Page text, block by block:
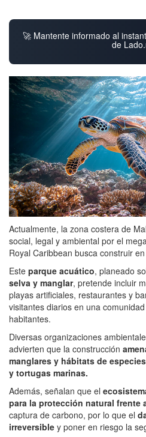
🚀 Mantente informado al
de
Actualmente, la zona costera de
social, legal y ambiental por el
Royal Caribbean busca construir
Este parque acuático, planeado
selva y manglar, pretende incluir
playas artificiales, restaurantes y
visitantes diarios en una
habitantes.
Diversas organizaciones
advierten que la construcción
manglares y hábitats de
y tortugas marinas.
Además, señalan que el
para la protección natural frente
captura de carbono, por lo que el
irreversible y poner en riesgo la